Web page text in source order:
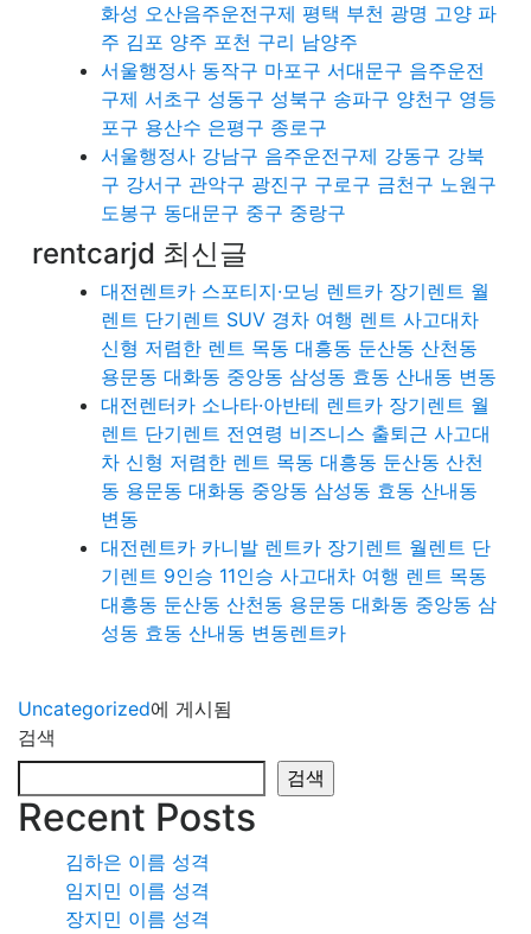
화성 오산음주운전구제 평택 부천 광명 고양 파
주 김포 양주 포천 구리 남양주
서울행정사 동작구 마포구 서대문구 음주운전
구제 서초구 성동구 성북구 송파구 양천구 영등
포구 용산수 은평구 종로구
서울행정사 강남구 음주운전구제 강동구 강북
구 강서구 관악구 광진구 구로구 금천구 노원구
도봉구 동대문구 중구 중랑구
rentcarjd 최신글
대전렌트카 스포티지·모닝 렌트카 장기렌트 월
렌트 단기렌트 SUV 경차 여행 렌트 사고대차
신형 저렴한 렌트 목동 대흥동 둔산동 산천동
용문동 대화동 중앙동 삼성동 효동 산내동 변동
대전렌터카 소나타·아반테 렌트카 장기렌트 월
렌트 단기렌트 전연령 비즈니스 출퇴근 사고대
차 신형 저렴한 렌트 목동 대흥동 둔산동 산천
동 용문동 대화동 중앙동 삼성동 효동 산내동
변동
대전렌트카 카니발 렌트카 장기렌트 월렌트 단
기렌트 9인승 11인승 사고대차 여행 렌트 목동
대흥동 둔산동 산천동 용문동 대화동 중앙동 삼
성동 효동 산내동 변동렌트카
Uncategorized에 게시됨
검색
검색
Recent Posts
김하은 이름 성격
임지민 이름 성격
장지민 이름 성격